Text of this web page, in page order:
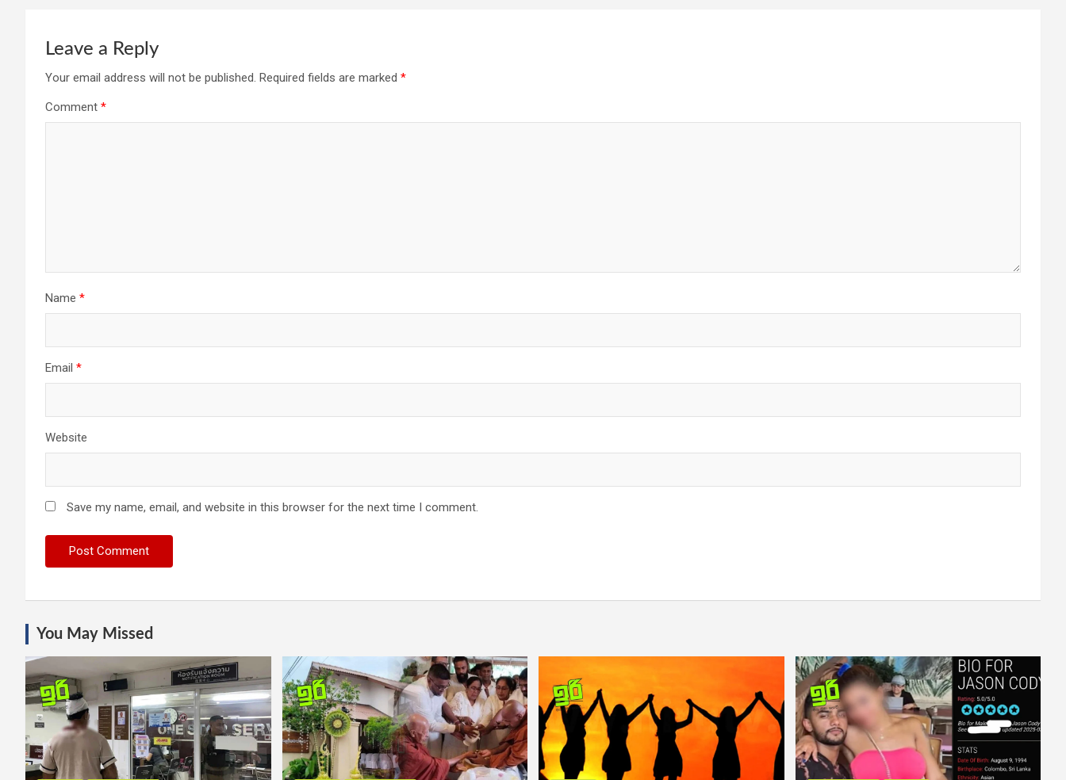
Leave a Reply
Your email address will not be published. Required fields are marked *
Comment *
Name *
Email *
Website
Save my name, email, and website in this browser for the next time I comment.
You May Missed